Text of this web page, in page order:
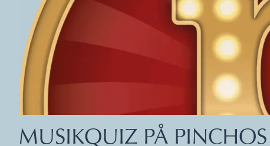
MUSIKQUIZ PÅ PINCHOS